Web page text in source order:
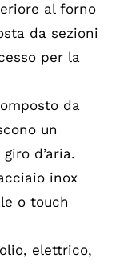
al forno
da sezioni
per la
da
un
d’aria.
inox
o touch
elettrico,